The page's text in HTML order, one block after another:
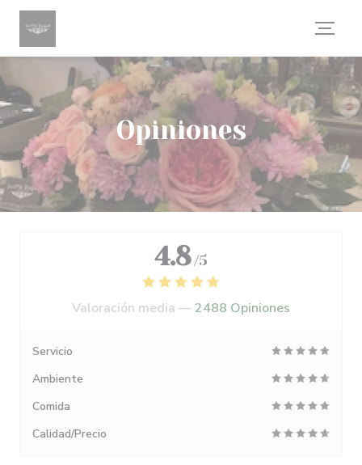
Personalización de sus opciones de cookies
Opiniones
4.8 /5
Valoración media —2488 Opiniones
Servicio
Ambiente
Comida
Calidad/Precio